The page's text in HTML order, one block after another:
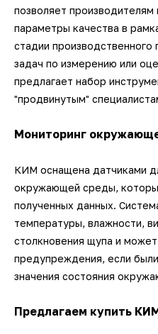
позволяет производителям
параметры качества в
стадии
задач по измерению или
предлагает набор
"продвинутым"
Мониторинг
КИМ оснащена датчиками
окружающей среды,
полученных данных.
температуры, влажности,
столкновения щупа и
предупреждения, если
значения состояния
Предлагаем купить КИМ